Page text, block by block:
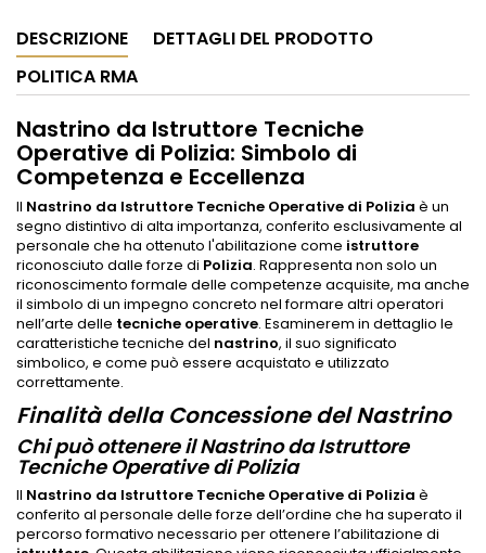
DESCRIZIONE
DETTAGLI DEL PRODOTTO
POLITICA RMA
Nastrino da Istruttore Tecniche
Operative di Polizia: Simbolo di
Competenza e Eccellenza
Il Nastrino da Istruttore Tecniche Operative di Polizia è un
segno distintivo di alta importanza, conferito esclusivamente al
personale che ha ottenuto l'abilitazione come istruttore
riconosciuto dalle forze di Polizia. Rappresenta non solo un
riconoscimento formale delle competenze acquisite, ma anche
il simbolo di un impegno concreto nel formare altri operatori
nell’arte delle tecniche operative. Esaminerem in dettaglio le
caratteristiche tecniche del nastrino, il suo significato
simbolico, e come può essere acquistato e utilizzato
correttamente.
Finalità della Concessione del Nastrino
Chi può ottenere il Nastrino da Istruttore
Tecniche Operative di Polizia
Il Nastrino da Istruttore Tecniche Operative di Polizia è
conferito al personale delle forze dell’ordine che ha superato il
percorso formativo necessario per ottenere l’abilitazione di